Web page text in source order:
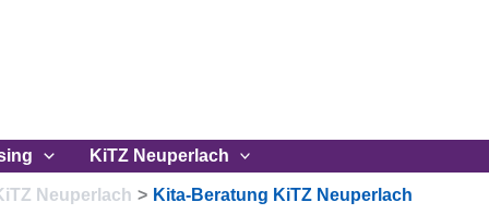
KiTZ Neuperlach
Neuperlach Kita-Beratung KiTZ Neuperlach